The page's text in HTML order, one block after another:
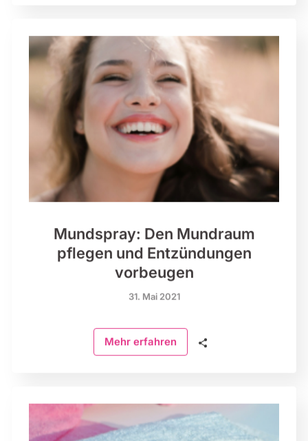
Mundspray: Den Mundraum
pflegen und Entzündungen
vorbeugen
31. Mai 2021
Mehr erfahren 🗣